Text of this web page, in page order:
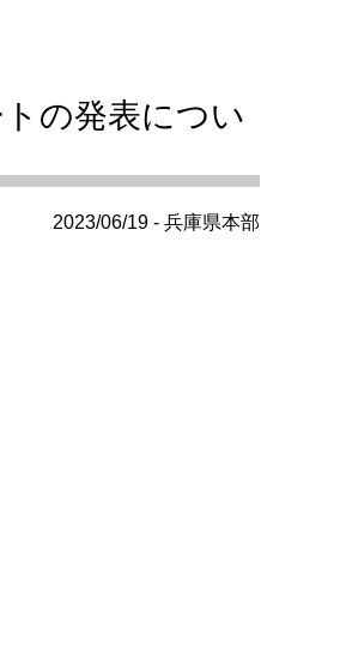
の発表につい
2023/06/19 - 兵庫県本部